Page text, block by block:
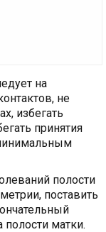
на
не
избегать
принятия
полости
поставить
матки.